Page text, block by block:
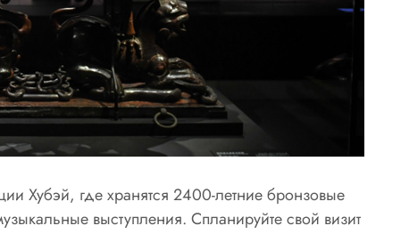
Хубэй, где хранятся 2400-летние бронзовые
выступления. Спланируйте свой визит